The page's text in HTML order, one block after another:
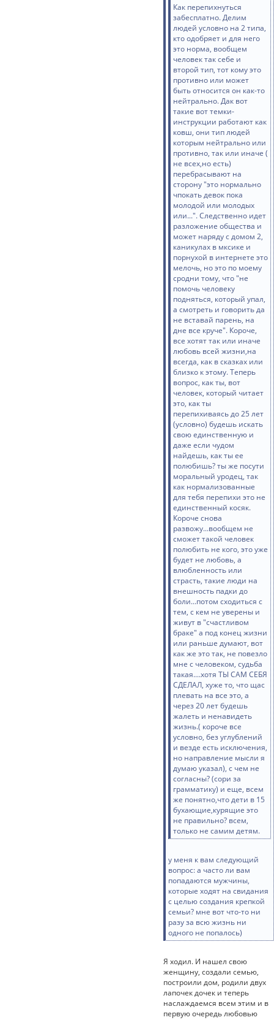
Как перепихнуться
забесплатно. Делим
людей условно на 2 типа,
кто одобряет и для него
это норма, вообщем
человек так себе и
второй тип, тот кому это
противно или может
быть относится он как-то
нейтрально. Дак вот
такие вот темки-
инструкции работают как
ковш, они тип людей
которым нейтрально или
противно, так или иначе (
не всех,но есть)
перебрасывают на
сторону "это нормально
чпокать девок пока
молодой или молодых
или...". Следственно идет
разложение общества и
может наряду с домом 2,
каникулах в мксике и
порнухой в интернете это
мелочь, но это по моему
сродни тому, что "не
помочь человеку
подняться, который упал,
а смотреть и говорить да
не вставай парень, на
дне все круче". Короче,
все хотят так или иначе
любовь всей жизни,на
всегда, как в сказках или
близко к этому. Теперь
вопрос, как ты, вот
человек, который читает
это, как ты
перепихиваясь до 25 лет
(условно) будешь искать
свою единственную и
даже если чудом
найдешь, как ты ее
полюбишь? ты же посути
моральный уродец, так
как нормализованные
для тебя перепихи это не
единственный косяк.
Короче снова
развожу...вообщем не
сможет такой человек
полюбить не кого, это уже
будет не любовь, а
влюбленность или
страсть, такие люди на
внешность падки до
боли...потом сходиться с
тем, с кем не уверены и
живут в "счастливом
браке" а под конец жизни
или раньше думают, вот
как же это так, не повезло
мне с человеком, судьба
такая....хотя ТЫ САМ СЕБЯ
СДЕЛАЛ, хуже то, что щас
плевать на все это, а
через 20 лет будешь
жалеть и ненавидеть
жизнь.( короче все
условно, без углублений
и везде есть исключения,
но направление мысли я
думаю указал), с чем не
согласны? (сори за
грамматику) и еще, всем
же понятно,что дети в 15
бухающие,курящие это
не правильно? всем,
только не самим детям.
у меня к вам следующий
вопрос: а часто ли вам
попадаются мужчины,
которые ходят на свидания
с целью создания крепкой
семьи? мне вот что-то ни
разу за всю жизнь ни
одного не попалось)
Я ходил. И нашел свою
женщину, создали семью,
построили дом, родили двух
лапочек дочек и теперь
наслаждаемся всем этим и в
первую очередь любовью